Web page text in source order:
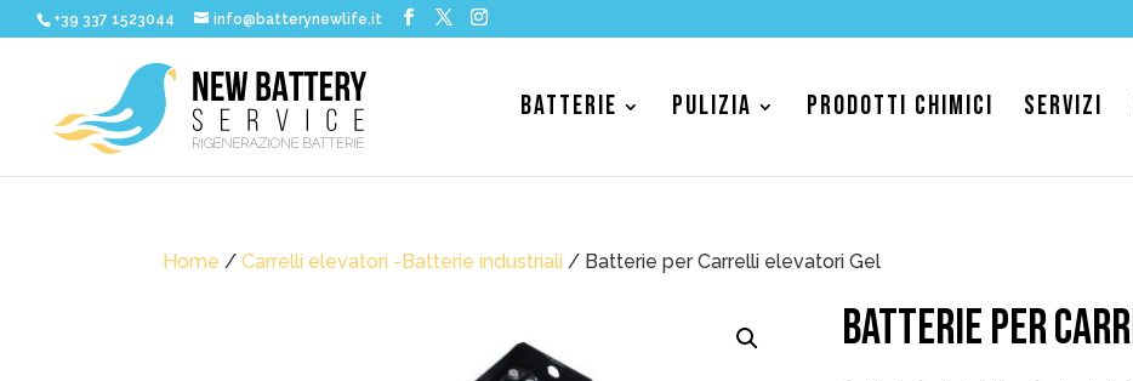
+39 337 1523044 info@batterynewlife.it
BATTERIE PULIZIA PRODOTTI CHIMICI SERVIZI
Home /Carrelli elevatori -Batterie industriali / Batterie per Carrelli elevatori Gel
BATTERIE PER